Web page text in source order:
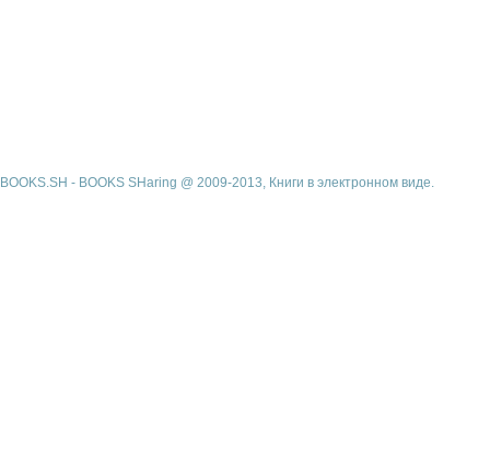
BOOKS.SH - BOOKS SHaring @ 2009-2013, Книги в электронном виде.